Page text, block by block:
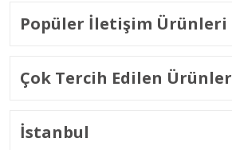
Popüler İletişim Ürünleri
Çok Tercih Edilen Ürünler
İstanbul